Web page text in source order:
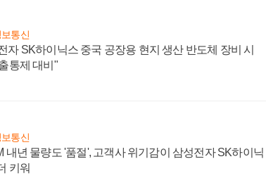
보통신
자 SK하이닉스 중국 공장용 현지 생산 반도체 장비 시
통제 대비"
보통신
내년 물량도 '품절', 고객사 위기감이 삼성전자 SK하이닉
키워